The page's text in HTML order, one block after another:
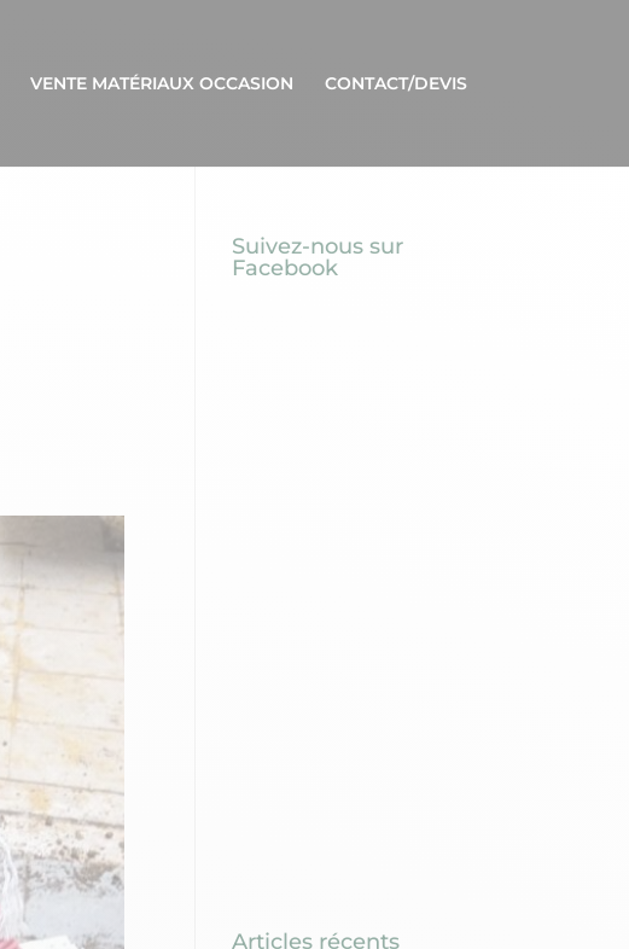
VENTE MATÉRIAUX OCCASION CONTACT/DEVIS
Suivez-nous sur
Facebook
Articles récents